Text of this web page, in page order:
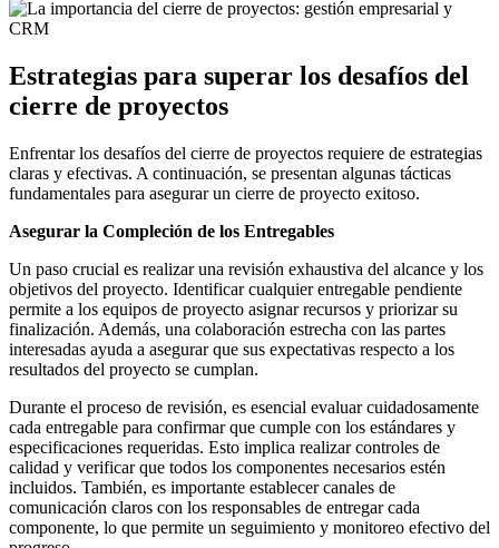
Estrategias para superar los desafíos del
cierre de proyectos
Enfrentar los desafíos del cierre de proyectos requiere de estrategias
claras y efectivas. A continuación, se presentan algunas tácticas
fundamentales para asegurar un cierre de proyecto exitoso.
Asegurar la Compleción de los Entregables
Un paso crucial es realizar una revisión exhaustiva del alcance y los
objetivos del proyecto. Identificar cualquier entregable pendiente
permite a los equipos de proyecto asignar recursos y priorizar su
finalización. Además, una colaboración estrecha con las partes
interesadas ayuda a asegurar que sus expectativas respecto a los
resultados del proyecto se cumplan.
Durante el proceso de revisión, es esencial evaluar cuidadosamente
cada entregable para confirmar que cumple con los estándares y
especificaciones requeridas. Esto implica realizar controles de
calidad y verificar que todos los componentes necesarios estén
incluidos. También, es importante establecer canales de
comunicación claros con los responsables de entregar cada
componente, lo que permite un seguimiento y monitoreo efectivo del